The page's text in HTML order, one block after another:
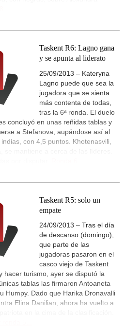
Taskent R6: Lagno gana
y se apunta al liderato
25/09/2013 – Kateryna
Lagno puede que sea la
jugadora que se sienta
más contenta de todas,
tras la 6ª ronda. El duelo
concluyó en unas reñidas tablas y
a Stefanova, aupándose así al
con 4,5 puntos. Khotenasvili,
se mantiene a cerca de las líderes.
Taskent R5: solo un
empate
24/09/2013 – Tras el día
de descanso (domingo),
que parte de las
jugadoras pasaron en el
casco viejo de Taskent
hacer turismo, ayer se disputó la
tablas las firmaron Antoaneta
Humpy. Dado que Harika Dronavalli
Elina Danilian, ahora ha vuelto a